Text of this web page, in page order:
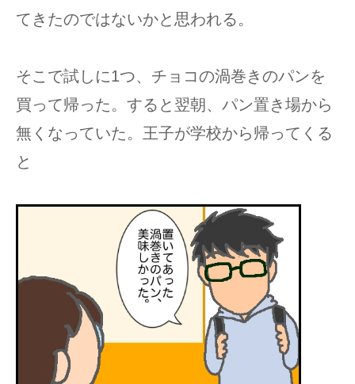
てきたのではないかと思われる。
そこで試しに1つ、チョコの渦巻きのパンを
買って帰った。すると翌朝、パン置き場から
無くなっていた。王子が学校から帰ってくる
と